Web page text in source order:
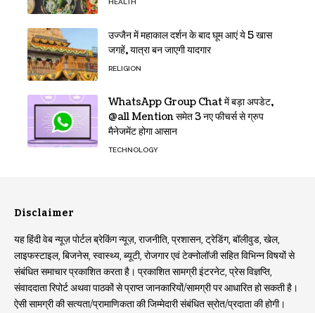
HEALTH
उज्जैन में महाकाल दर्शन के बाद घूम आएं ये 5 खास
जगहें, यात्रा बन जाएगी यादगार
RELIGION
WhatsApp Group Chat में बड़ा अपडेट,
@all Mention समेत 3 नए फीचर्स से ग्रुप
मैनेजमेंट होगा आसान
TECHNOLOGY
Disclaimer
यह हिंदी वेब न्यूज़ पोर्टल ब्रेकिंग न्यूज़, राजनीति, प्रशासन, ट्रेडिंग, बॉलीवुड, खेल,
लाइफस्टाइल, बिजनेस, स्वास्थ्य, ब्यूटी, रोजगार एवं टेक्नोलॉजी सहित विभिन्न विषयों से
संबंधित समाचार प्रकाशित करता है। प्रकाशित सामग्री इंटरनेट, प्रेस विज्ञप्ति,
संवाददाता रिपोर्ट अथवा पाठकों से प्राप्त जानकारियों/सामग्री पर आधारित हो सकती है।
ऐसी सामग्री की सत्यता/प्रामाणिकता की जिम्मेदारी संबंधित स्रोत/प्रदाता की होगी।